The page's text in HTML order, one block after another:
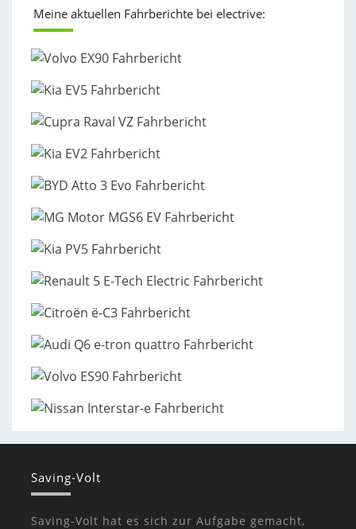
Meine aktuellen Fahrberichte bei electrive:
Saving-Volt
Saving-Volt hat es sich zur Aufgabe gemacht,